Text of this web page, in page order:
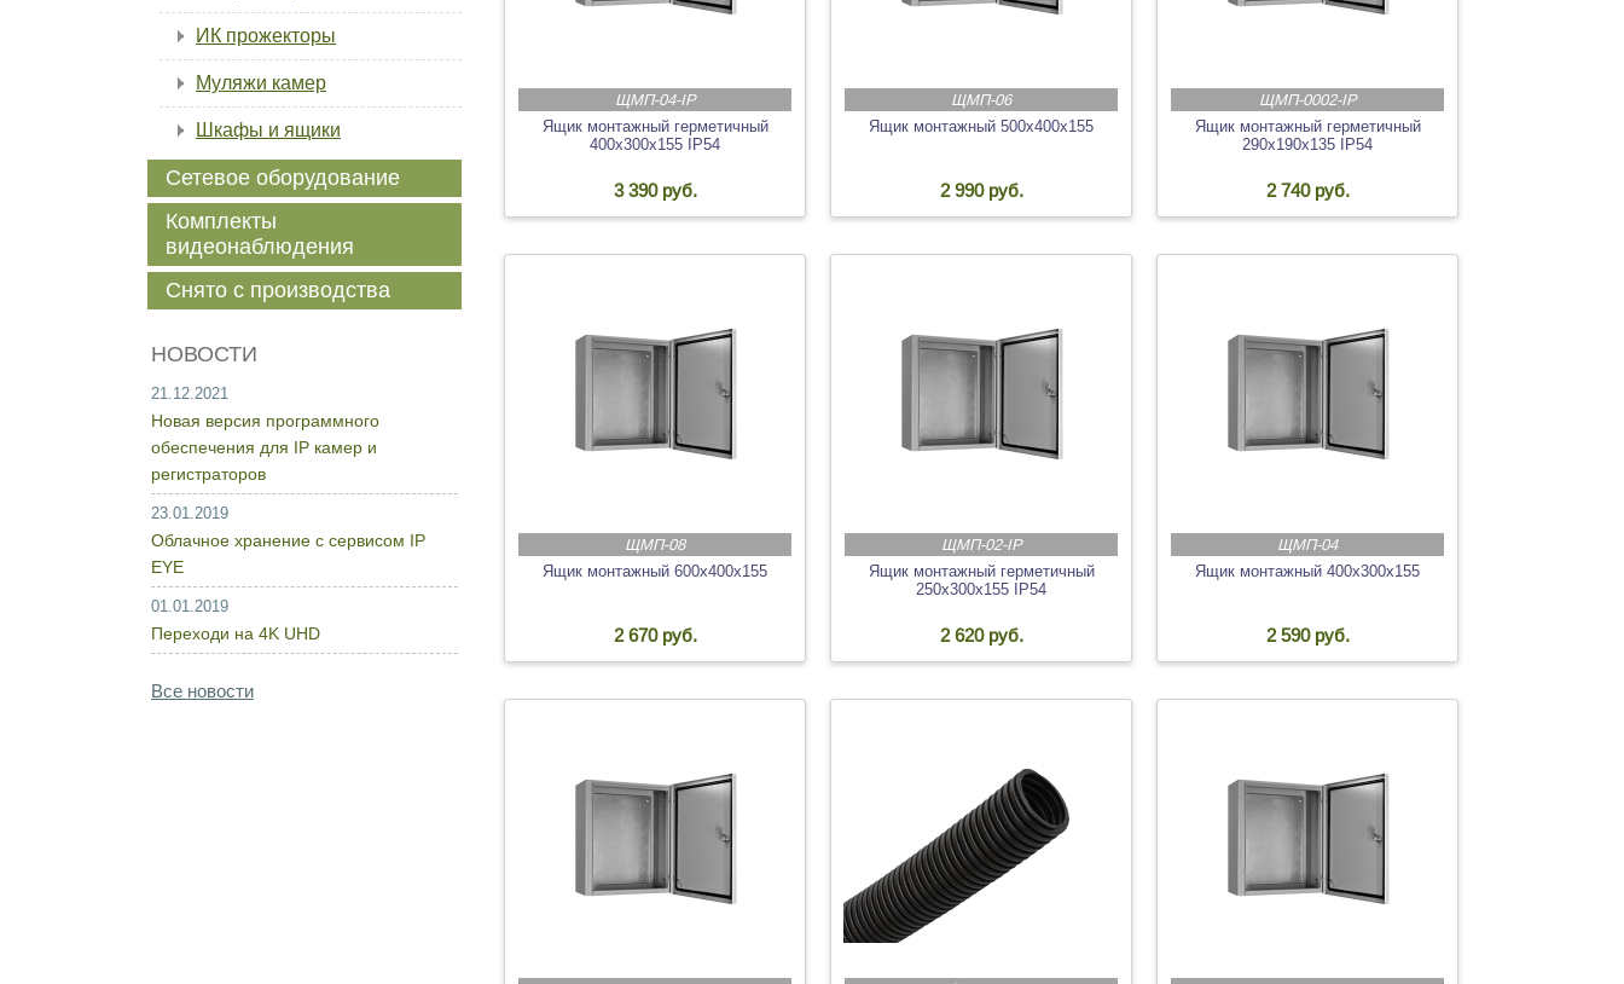
ЩМП-04-IP
Ящик монтажный герметичный
400х300х155 IP54
3 390 руб.
ЩМП-06
Ящик монтажный 500х400х155
2 990 руб.
ЩМП-0002-IP
Ящик монтажный герметичный
290х190х135 IP54
2 740 руб.
ЩМП-08
Ящик монтажный 600х400х155
2 670 руб.
ЩМП-02-IP
Ящик монтажный герметичный
250х300х155 IP54
2 620 руб.
ЩМП-04
Ящик монтажный 400х300х155
2 590 руб.
ИК прожекторы
Муляжи камер
Шкафы и ящики
Сетевое оборудование
Комплекты
видеонаблюдения
Снято с производства
НОВОСТИ
21.12.2021
Новая версия программного
обеспечения для IP камер и
регистраторов
23.01.2019
Облачное хранение с сервисом IP
EYE
01.01.2019
Переходи на 4K UHD
Все новости